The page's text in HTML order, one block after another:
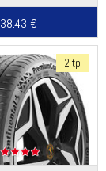
€
2 tp